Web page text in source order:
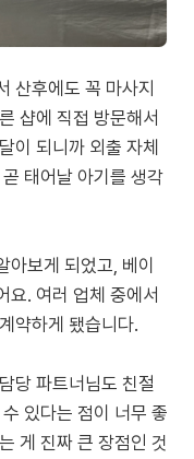
산후에도 꼭 마사지
샵에 직접 방문해서
이 되니까 외출 자체
태어날 아기를 생각
아보게 되었고, 베이
요. 여러 업체 중에서
약하게 됐습니다.
당 파트너님도 친절
있다는 점이 너무 좋
게 진짜 큰 장점인 것